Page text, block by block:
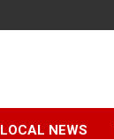
LOCAL NEWS